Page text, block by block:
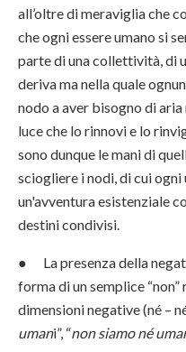
all’oltre di meraviglia che
che ogni essere umano si
parte di una collettività, di
deriva ma nella quale
nodo a aver bisogno di
luce che lo rinnovi e lo
sono dunque le mani di
sciogliere i nodi, di cui
un'avventura esistenziale
destini condivisi.
● La presenza della
forma di un semplice
dimensioni negative (né –
umani”, “non siamo né